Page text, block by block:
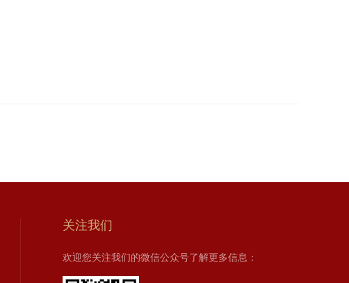
关注我们
欢迎您关注我们的微信公众号了解更多信息：